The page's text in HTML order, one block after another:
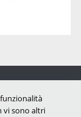
vi sono altri